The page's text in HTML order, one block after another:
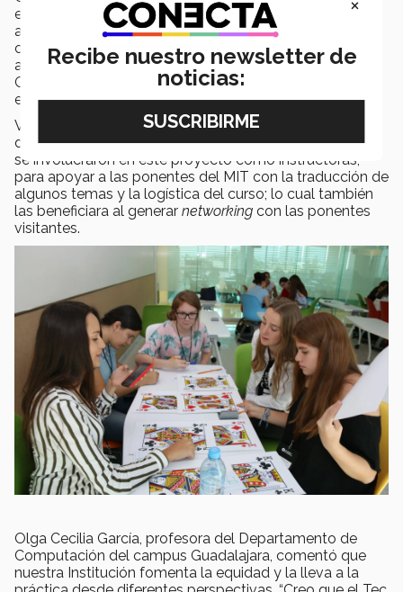
esperaba la asistencia de 100 jóvenes, al cierre se llegó
al cupo máximo de205 alumnas inscritas
cerca de una decena de chicas en lista de espera. El
alcance se logró más allá de la Zona Metropolitana de
Guadalajara y se recibirán participantes de otros
estados como Tepic, Zacatecas, Michoacán y Colima.
Varias alumnas que actualmente estudian alguna de las
diversas ingenierías que oferta el campus Guadalajara,
se involucraron en este proyecto como instructoras,
para apoyar a las ponentes del MIT con la traducción de
algunos temas y la logística del curso; lo cual también
las beneficiara al generar networking con las ponentes
visitantes.
Olga Cecilia García, profesora del Departamento de
Computación del campus Guadalajara, comentó que
nuestra Institución fomenta la equidad y la lleva a la
Recibe nuestro newsletter de
noticias: